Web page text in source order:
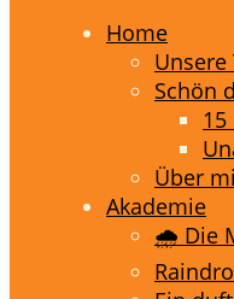
Home
Schön
Über
Akademie
🌧️ Die